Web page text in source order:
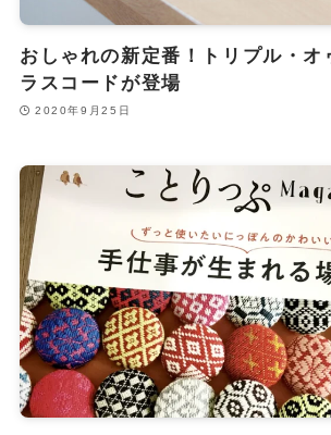
おしゃれの新定番！トリプル・オ
ラスコードが登場
2020年9月25日